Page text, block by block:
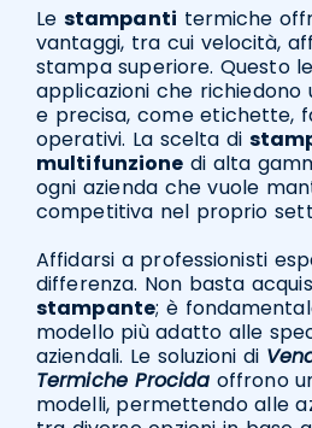
Le stampanti termiche
vantaggi, tra cui velocità,
stampa superiore. Questo
applicazioni che
e precisa, come etichette,
operativi. La scelta di
multifunzione di alta
ogni azienda che vuole
competitiva nel proprio
Affidarsi a professionisti
differenza. Non basta
stampante; è
modello più adatto alle
aziendali. Le soluzioni di
Termiche Procida offrono
modelli, permettendo alle